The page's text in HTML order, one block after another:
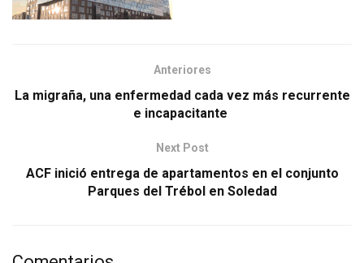
Anteriores
La migraña, una enfermedad cada vez más recurrente
e incapacitante
Next Post
ACF inició entrega de apartamentos en el conjunto
Parques del Trébol en Soledad